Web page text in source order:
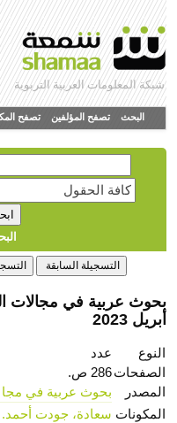
شبكة المعلومات العربية التربوية
البحث تصفح المؤلفين تصفح
أبريل 2023
النوع
عدد
الصفحات 286 ص.
المصدر
بحوث عربية في
المكونات سعادة، جودت أحمد.